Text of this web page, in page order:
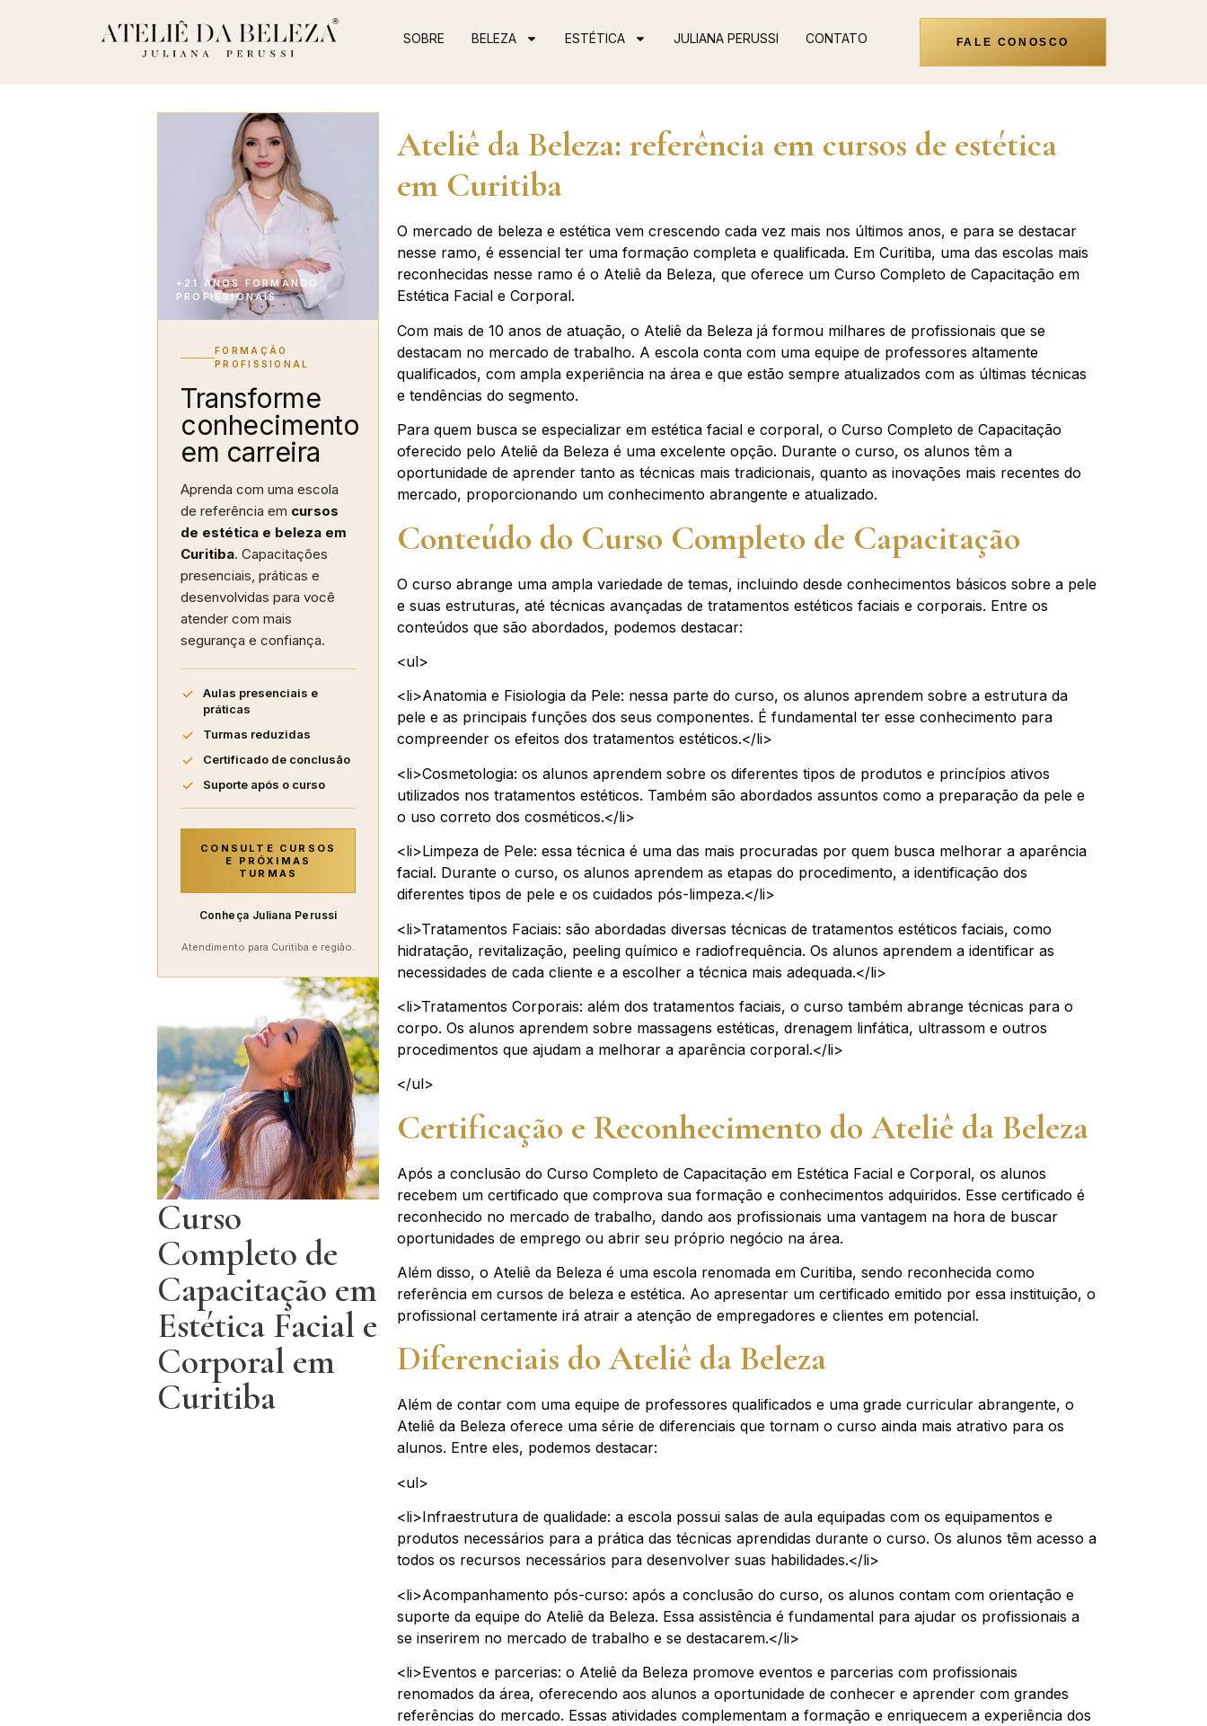
SOBRE BELEZA ESTÉTICA JULIANA PERUSSI CONTATO FALE CONOSCO
+21 ANOS FORMANDO
PROFISSIONAIS
FORMAÇÃO
PROFISSIONAL
Transforme
conhecimento
em carreira
Aprenda com uma escola
de referência em cursos
de estética e beleza em
Curitiba. Capacitações
presenciais, práticas e
desenvolvidas para você
atender com mais
segurança e confiança.
Aulas presenciais e
práticas
Turmas reduzidas
Certificado de conclusão
Suporte após o curso
CONSULTE CURSOS
E PRÓXIMAS
TURMAS
Conheça Juliana Perussi
Atendimento para Curitiba e região.
Curso
Completo de
Capacitação em
Estética Facial e
Corporal em
Curitiba
Ateliê da Beleza: referência em cursos de estética
em Curitiba
O mercado de beleza e estética vem crescendo cada vez mais nos últimos anos, e para se destacar
nesse ramo, é essencial ter uma formação completa e qualificada. Em Curitiba, uma das escolas mais
reconhecidas nesse ramo é o Ateliê da Beleza, que oferece um Curso Completo de Capacitação em
Estética Facial e Corporal.
Com mais de 10 anos de atuação, o Ateliê da Beleza já formou milhares de profissionais que se
destacam no mercado de trabalho. A escola conta com uma equipe de professores altamente
qualificados, com ampla experiência na área e que estão sempre atualizados com as últimas técnicas
e tendências do segmento.
Para quem busca se especializar em estética facial e corporal, o Curso Completo de Capacitação
oferecido pelo Ateliê da Beleza é uma excelente opção. Durante o curso, os alunos têm a
oportunidade de aprender tanto as técnicas mais tradicionais, quanto as inovações mais recentes do
mercado, proporcionando um conhecimento abrangente e atualizado.
Conteúdo do Curso Completo de Capacitação
O curso abrange uma ampla variedade de temas, incluindo desde conhecimentos básicos sobre a pele
e suas estruturas, até técnicas avançadas de tratamentos estéticos faciais e corporais. Entre os
conteúdos que são abordados, podemos destacar:
<ul>
<li>Anatomia e Fisiologia da Pele: nessa parte do curso, os alunos aprendem sobre a estrutura da
pele e as principais funções dos seus componentes. É fundamental ter esse conhecimento para
compreender os efeitos dos tratamentos estéticos.</li>
<li>Cosmetologia: os alunos aprendem sobre os diferentes tipos de produtos e princípios ativos
utilizados nos tratamentos estéticos. Também são abordados assuntos como a preparação da pele e
o uso correto dos cosméticos.</li>
<li>Limpeza de Pele: essa técnica é uma das mais procuradas por quem busca melhorar a aparência
facial. Durante o curso, os alunos aprendem as etapas do procedimento, a identificação dos
diferentes tipos de pele e os cuidados pós-limpeza.</li>
<li>Tratamentos Faciais: são abordadas diversas técnicas de tratamentos estéticos faciais, como
hidratação, revitalização, peeling químico e radiofrequência. Os alunos aprendem a identificar as
necessidades de cada cliente e a escolher a técnica mais adequada.</li>
<li>Tratamentos Corporais: além dos tratamentos faciais, o curso também abrange técnicas para o
corpo. Os alunos aprendem sobre massagens estéticas, drenagem linfática, ultrassom e outros
procedimentos que ajudam a melhorar a aparência corporal.</li>
</ul>
Certificação e Reconhecimento do Ateliê da Beleza
Após a conclusão do Curso Completo de Capacitação em Estética Facial e Corporal, os alunos
recebem um certificado que comprova sua formação e conhecimentos adquiridos. Esse certificado é
reconhecido no mercado de trabalho, dando aos profissionais uma vantagem na hora de buscar
oportunidades de emprego ou abrir seu próprio negócio na área.
Além disso, o Ateliê da Beleza é uma escola renomada em Curitiba, sendo reconhecida como
referência em cursos de beleza e estética. Ao apresentar um certificado emitido por essa instituição, o
profissional certamente irá atrair a atenção de empregadores e clientes em potencial.
Diferenciais do Ateliê da Beleza
Além de contar com uma equipe de professores qualificados e uma grade curricular abrangente, o
Ateliê da Beleza oferece uma série de diferenciais que tornam o curso ainda mais atrativo para os
alunos. Entre eles, podemos destacar:
<ul>
<li>Infraestrutura de qualidade: a escola possui salas de aula equipadas com os equipamentos e
produtos necessários para a prática das técnicas aprendidas durante o curso. Os alunos têm acesso a
todos os recursos necessários para desenvolver suas habilidades.</li>
<li>Acompanhamento pós-curso: após a conclusão do curso, os alunos contam com orientação e
suporte da equipe do Ateliê da Beleza. Essa assistência é fundamental para ajudar os profissionais a
se inserirem no mercado de trabalho e se destacarem.</li>
<li>Eventos e parcerias: o Ateliê da Beleza promove eventos e parcerias com profissionais
renomados da área, oferecendo aos alunos a oportunidade de conhecer e aprender com grandes
referências do mercado. Essas atividades complementam a formação e enriquecem a experiência dos